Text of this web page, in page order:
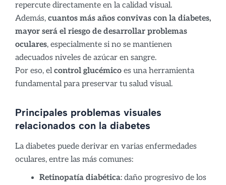
repercute directamente en la calidad visual.
Además, cuantos más años convivas con la diabetes,
mayor será el riesgo de desarrollar problemas
oculares, especialmente si no se mantienen
adecuados niveles de azúcar en sangre.
Por eso, elcontrol glucémico es una herramienta
fundamental para preservar tu salud visual.
Principales problemas visuales
relacionados con la diabetes
La diabetes puede derivar en varias enfermedades
oculares, entre las más comunes:
Retinopatía diabética: daño progresivo de los